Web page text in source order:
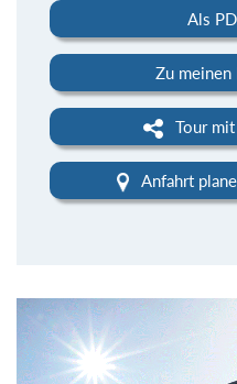
Als
Zu
Tour
Anfahrt